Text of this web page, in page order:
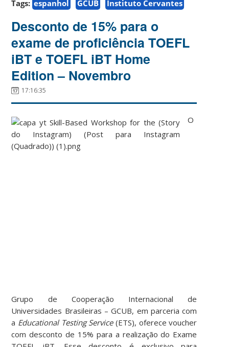
Tags: espanhol GCUB Instituto Cervantes
Desconto de 15% para o
exame de proficiência TOEFL
iBT e TOEFL iBT Home
Edition – Novembro
17:16:35
O
Grupo de Cooperação Internacional de
Universidades Brasileiras – GCUB, em parceria com
a Educational Testing Service(ETS), oferece voucher
com desconto de 15% para a realização do Exame